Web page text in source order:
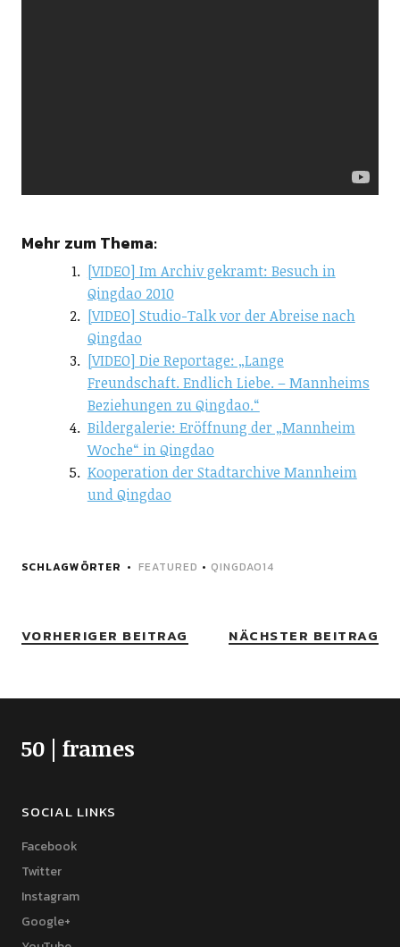
Mehr zum Thema:
[VIDEO] Im Archiv gekramt: Besuch in
Qingdao 2010
[VIDEO] Studio-Talk vor der Abreise nach
Qingdao
[VIDEO] Die Reportage: „Lange
Freundschaft. Endlich Liebe. – Mannheims
Beziehungen zu Qingdao.“
Bildergalerie: Eröffnung der „Mannheim
Woche“ in Qingdao
Kooperation der Stadtarchive Mannheim
und Qingdao
SCHLAGWÖRTER FEATURED • QINGDAO14
VORHERIGER BEITRAG NÄCHSTER BEITRAG
50 | frames
SOCIAL LINKS
Facebook
Twitter
Instagram
Google+